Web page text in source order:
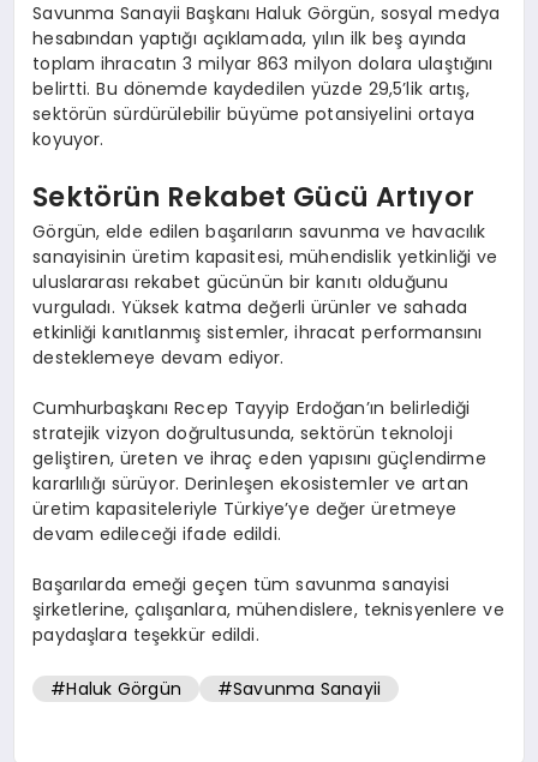
Savunma Sanayii Başkanı Haluk Görgün, sosyal medya
hesabından yaptığı açıklamada, yılın ilk beş ayında
toplam ihracatın 3 milyar 863 milyon dolara ulaştığını
belirtti. Bu dönemde kaydedilen yüzde 29,5’lik artış,
sektörün sürdürülebilir büyüme potansiyelini ortaya
koyuyor.
Sektörün Rekabet Gücü Artıyor
Görgün, elde edilen başarıların savunma ve havacılık
sanayisinin üretim kapasitesi, mühendislik yetkinliği ve
uluslararası rekabet gücünün bir kanıtı olduğunu
vurguladı. Yüksek katma değerli ürünler ve sahada
etkinliği kanıtlanmış sistemler, ihracat performansını
desteklemeye devam ediyor.
Cumhurbaşkanı Recep Tayyip Erdoğan’ın belirlediği
stratejik vizyon doğrultusunda, sektörün teknoloji
geliştiren, üreten ve ihraç eden yapısını güçlendirme
kararlılığı sürüyor. Derinleşen ekosistemler ve artan
üretim kapasiteleriyle Türkiye’ye değer üretmeye
devam edileceği ifade edildi.
Başarılarda emeği geçen tüm savunma sanayisi
şirketlerine, çalışanlara, mühendislere, teknisyenlere ve
paydaşlara teşekkür edildi.
#Haluk Görgün #Savunma Sanayii